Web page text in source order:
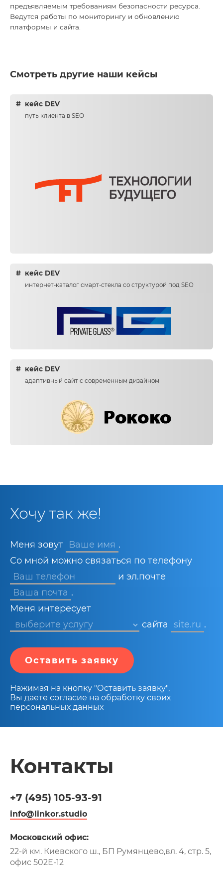
предъявляемым требованиям безопасности ресурса.
Ведутся работы по мониторингу и обновлению
платформы и сайта.
Смотреть другие наши кейсы
кейс DEV
путь клиента в SEO
кейс DEV
интернет-каталог смарт-стекла со структурой под SEO
кейс DEV
адаптивный сайт с современным дизайном
Хочу так же!
Меня зовут Ваше имя .
Со мной можно связаться по телефону
и эл.почте
Ваша почта .
Меня интересует
сайта site.ru .
Оставить заявку
Нажимая на кнопку "Оставить заявку",
Вы даете согласие на обработку своих
персональных данных
Контакты
+7 (495) 105-93-91
info@linkor.studio
Московский офис:
22-й км. Киевского ш., БП Румянцево,вл. 4, стр. 5,
офис 502Е-12